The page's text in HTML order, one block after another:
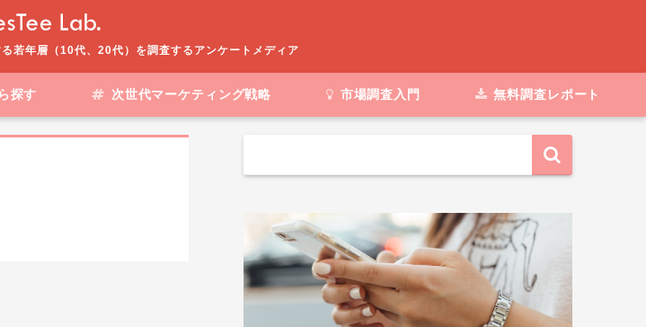
若年層（10代、20代）を調査するアンケートメディア
探す 次世代マーケティング戦略 市場調査入門 無料調査レポート